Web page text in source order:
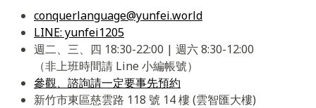
conquerlanguage@yunfei.world
LINE: yunfei1205
週二、三、四 18:30-22:00 | 週六 8:30-12:00
（非上班時間請 Line 小編帳號）
參觀、諮詢請一定要事先預約
新竹市東區慈雲路 118 號 14 樓 (雲智匯大樓)